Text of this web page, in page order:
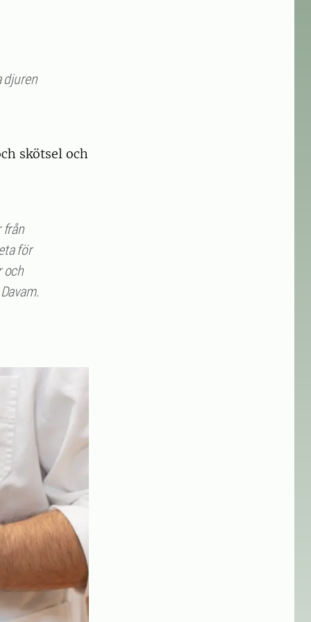
djuren
skötsel och
från
för
och